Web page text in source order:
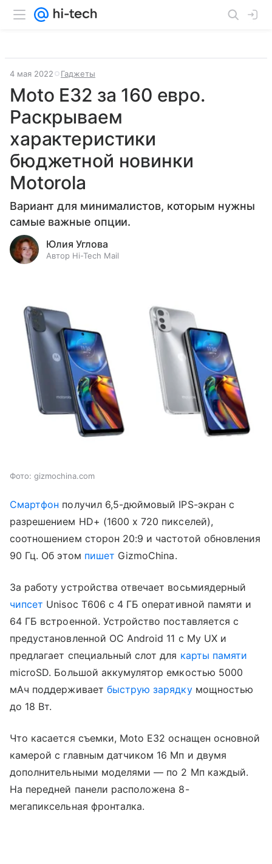
4 мая 2022 Гаджеты
Moto E32 за 160 евро.
Раскрываем
характеристики
бюджетной новинки
Motorola
Вариант для минималистов, которым нужны
самые важные опции.
Юлия Углова
Автор Hi-Tech Mail
Фото: gizmochina.com
Смартфон получил 6,5-дюймовый IPS-экран с
разрешением HD+ (1600 x 720 пикселей),
соотношением сторон 20:9 и частотой обновления
90 Гц. Об этом пишет GizmoChina.
За работу устройства отвечает восьмиядерный
чипсет Unisoc T606 с 4 ГБ оперативной памяти и
64 ГБ встроенной. Устройство поставляется с
предустановленной ОС Android 11 с My UX и
предлагает специальный слот для карты памяти
microSD. Большой аккумулятор емкостью 5000
мАч поддерживает быструю зарядкумощностью
до 18 Вт.
Что касается съемки, Moto E32 оснащен основной
камерой с главным датчиком 16 Мп и двумя
дополнительными моделями — по 2 Мп каждый.
На передней панели расположена 8-
мегапиксельная фронталка.